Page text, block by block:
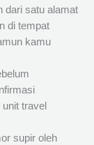
dari satu alamat
di tempat
kamu
travel
supir oleh